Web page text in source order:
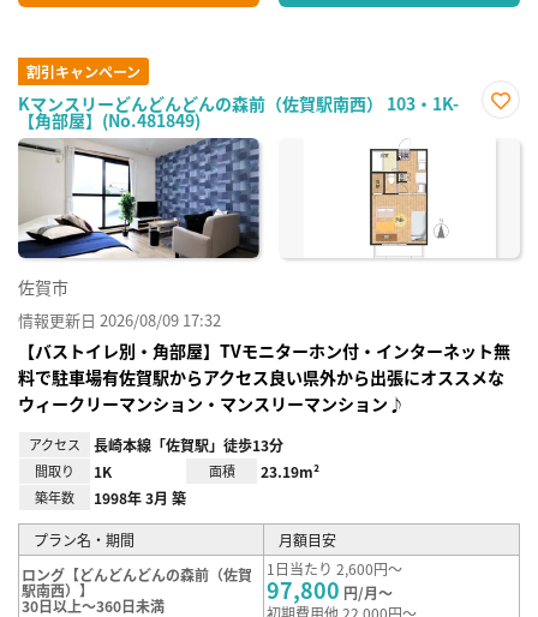
割引キャンペーン
Kマンスリーどんどんどんの森前（佐賀駅南西） 103・1K-
【角部屋】(No.481849)
に入
佐賀市
情報更新日 2026/08/09 17:32
【バストイレ別・角部屋】TVモニターホン付・インターネット無
料で駐車場有佐賀駅からアクセス良い県外から出張にオススメな
ウィークリーマンション・マンスリーマンション♪
アクセス 長崎本線「佐賀駅」徒歩13分
間取り 1K 面積 23.19m²
築年数 1998年 3月 築
プラン名・期間
月額目安
ロング【どんどんどんの森前（佐賀
駅南西）】
30日以上～360日未満
1日当たり 2,600円～
97,800 円/月～
初期費用他 22,000円～